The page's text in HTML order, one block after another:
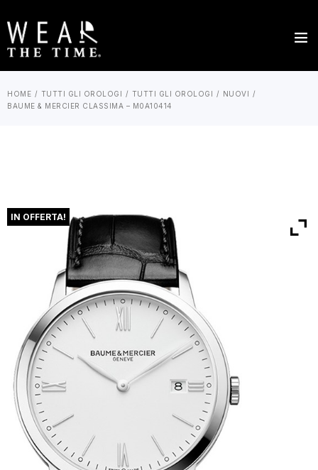
HOME TUTTI GLI OROLOGI TUTTI GLI OROLOGI
NUOVI
BAUME & MERCIER CLASSIMA – M0A10414
IN OFFERTA!